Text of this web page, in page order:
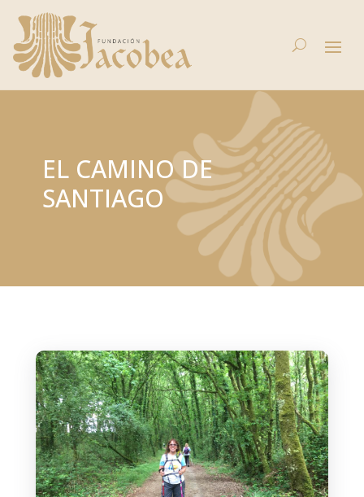
EL CAMINO DE
SANTIAGO